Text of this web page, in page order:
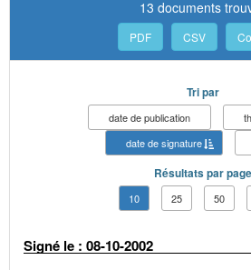
13 documents
PDF CSV
Tri par
date de publication
date de signature
Résultats par page
10 25 50
Signé le : 08-10-2002